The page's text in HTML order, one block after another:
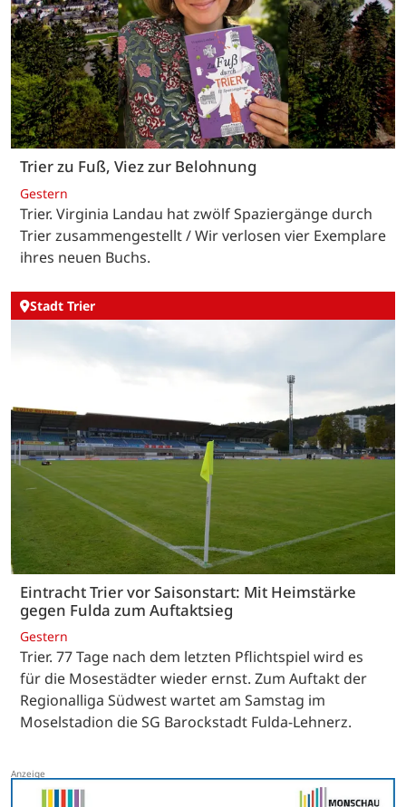
Trier zu Fuß, Viez zur Belohnung
Gestern
Trier. Virginia Landau hat zwölf Spaziergänge durch
Trier zusammengestellt / Wir verlosen vier Exemplare
ihres neuen Buchs.
Stadt Trier
Eintracht Trier vor Saisonstart: Mit Heimstärke
gegen Fulda zum Auftaktsieg
Gestern
Trier. 77 Tage nach dem letzten Pflichtspiel wird es
für die Mosestädter wieder ernst. Zum Auftakt der
Regionalliga Südwest wartet am Samstag im
Moselstadion die SG Barockstadt Fulda-Lehnerz.